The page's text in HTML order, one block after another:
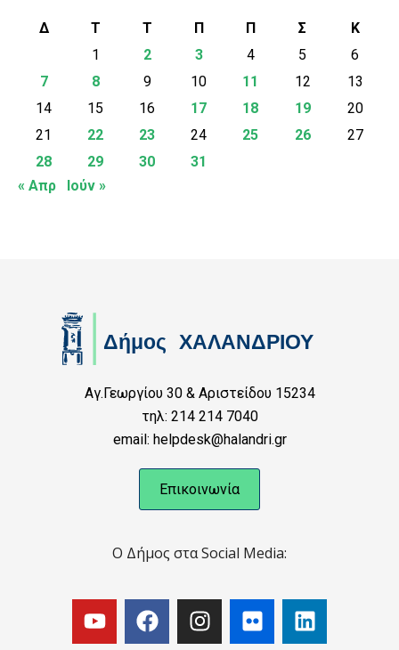
Δ Τ Τ Π Π Σ
Κ
1
2 3 4 5
6
7
8 9 10 11 12
13
14
15 16 17 18 19
20
21
22 23 24 25 26
27
28
29 30
31
« Απρ
Ιούν »
Αγ.Γεωργίου 30 & Αριστείδου 15234
τηλ: 214 214 7040
email: helpdesk@halandri.gr
Επικοινωνία
Ο Δήμος στα Social Media: